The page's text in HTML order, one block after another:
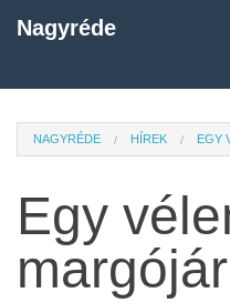
Nagyréde
NAGYRÉDE HÍREK EGY
Egy